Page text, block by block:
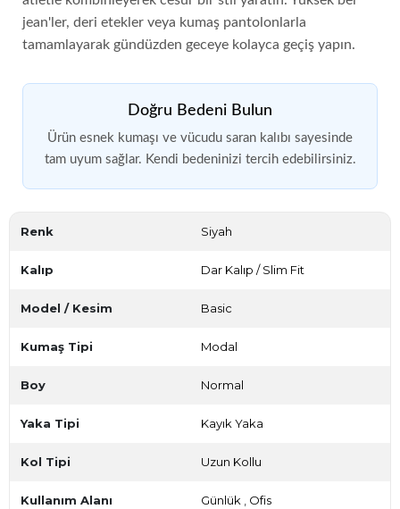
jean'ler, deri etekler veya kumaş pantolonlarla
tamamlayarak gündüzden geceye kolayca geçiş yapın.
Doğru Bedeni Bulun
Ürün esnek kumaşı ve vücudu saran kalıbı sayesinde
tam uyum sağlar. Kendi bedeninizi tercih edebilirsiniz.
Renk Siyah
Kalıp Dar Kalıp / Slim Fit
Model / Kesim Basic
Kumaş Tipi Modal
Boy Normal
Yaka Tipi Kayık Yaka
Kol Tipi Uzun Kollu
Kullanım Alanı Günlük Ofis